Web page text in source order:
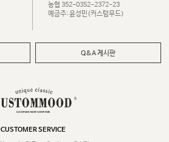
농협 352-0352-2372-23
예금주: 윤성민(커스텀무드)
Q&A 게시판
CUSTOMER SERVICE